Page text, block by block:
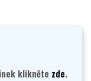
klikněte zde.